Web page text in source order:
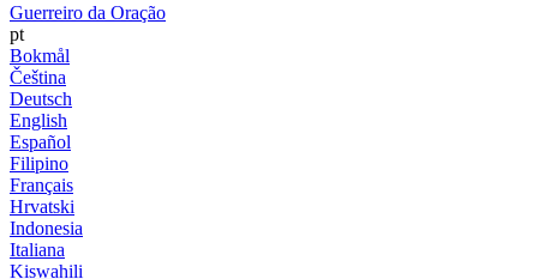
Guerreiro da Oração
pt
Bokmål
Čeština
Deutsch
English
Español
Filipino
Français
Hrvatski
Indonesia
Italiana
Kiswahili